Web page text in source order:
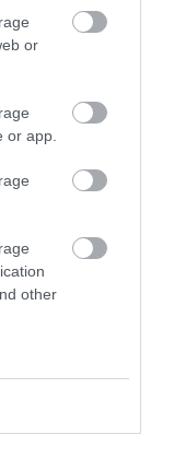
or
or app.
other
τον